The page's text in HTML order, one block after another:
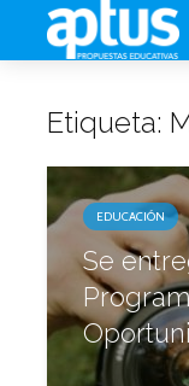
Etiqueta:
EDUCACIÓN
Se